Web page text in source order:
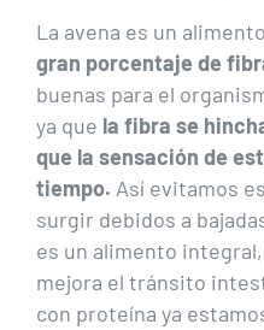
La avena es un
gran porcentaje de
buenas para el
ya que la fibra se
que la sensación de
tiempo. Así evitamos
surgir debidos a
es un alimento
mejora el tránsito
con proteína ya